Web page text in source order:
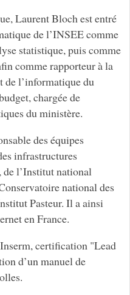
Laurent Bloch est entré
de l’INSEE comme
statistique, puis comme
comme rapporteur à la
de l’informatique du
chargée de
du ministère.
des équipes
infrastructures
de l’Institut national
national des
Pasteur. Il a ainsi
en France.
certification "Lead
d’un manuel de